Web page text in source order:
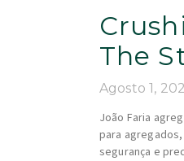
The
Agosto 1,
João Faria
para
segurança e